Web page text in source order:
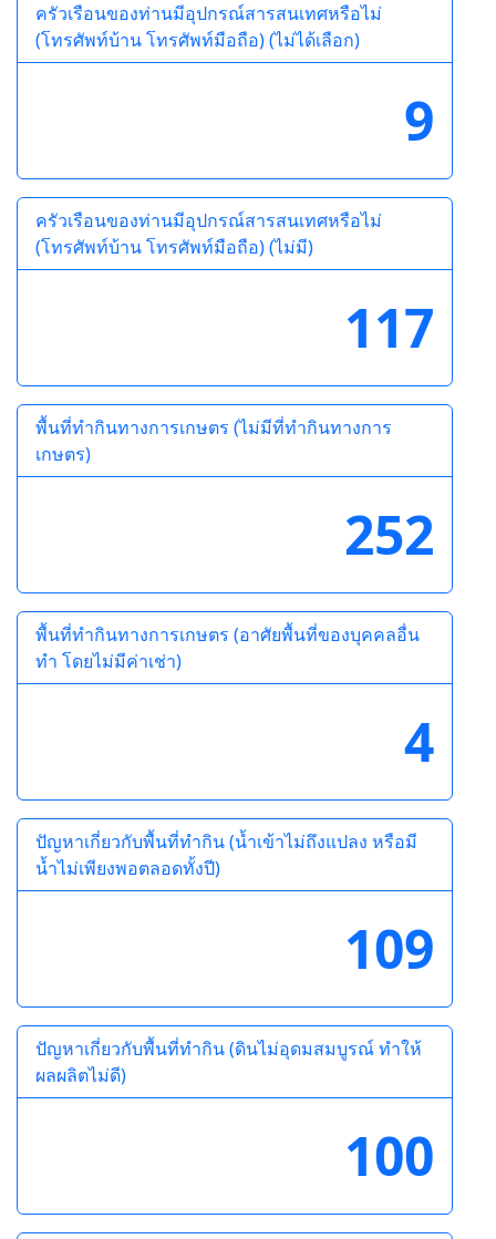
ครัวเรือนของท่านมีอุปกรณ์สารสนเทศหรือไม่
(โทรศัพท์บ้าน โทรศัพท์มือถือ) (ไม่ได้เลือก)
9
ครัวเรือนของท่านมีอุปกรณ์สารสนเทศหรือไม่
(โทรศัพท์บ้าน โทรศัพท์มือถือ) (ไม่มี)
117
พื้นที่ทำกินทางการเกษตร (ไม่มีที่ทำกินทางการ
เกษตร)
252
พื้นที่ทำกินทางการเกษตร (อาศัยพื้นที่ของบุคคลอื่น
ทำ โดยไม่มีค่าเช่า)
4
ปัญหาเกี่ยวกับพื้นที่ทำกิน (น้ำเข้าไม่ถึงแปลง หรือมี
น้ำไม่เพียงพอตลอดทั้งปี)
109
ปัญหาเกี่ยวกับพื้นที่ทำกิน (ดินไม่อุดมสมบูรณ์ ทำให้
ผลผลิตไม่ดี)
100